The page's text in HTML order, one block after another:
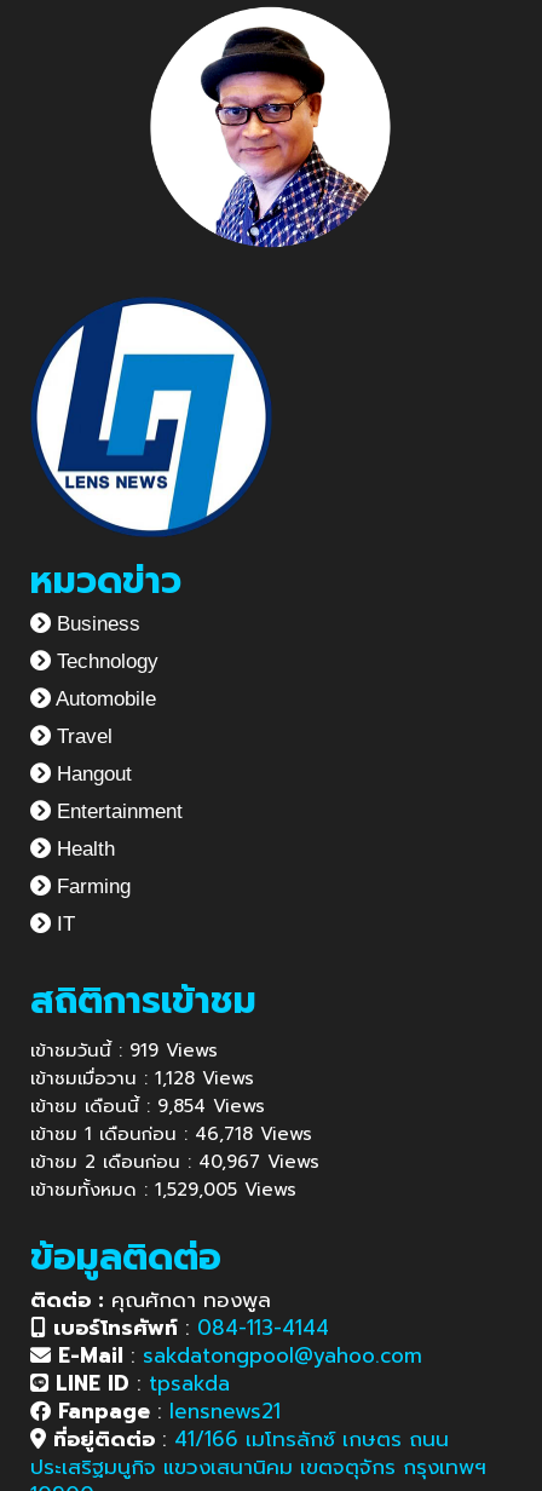
หมวดข่าว
Business
Technology
Automobile
Travel
Hangout
Entertainment
Health
Farming
IT
สถิติการเข้าชม
เข้าชมวันนี้ : 919 Views
เข้าชมเมื่อวาน : 1,128 Views
เข้าชม เดือนนี้ : 9,854 Views
เข้าชม 1 เดือนก่อน : 46,718 Views
เข้าชม 2 เดือนก่อน : 40,967 Views
เข้าชมทั้งหมด : 1,529,005 Views
ข้อมูลติดต่อ
ติดต่อ : คุณศักดา ทองพูล
เบอร์โทรศัพท์ : 084-113-4144
E-Mail : sakdatongpool@yahoo.com
LINE ID : tpsakda
Fanpage : lensnews21
ที่อยู่ติดต่อ : 41/166 เมโทรลักซ์ เกษตร ถนน
ประเสริฐมนูกิจ แขวงเสนานิคม เขตจตุจักร กรุงเทพฯ